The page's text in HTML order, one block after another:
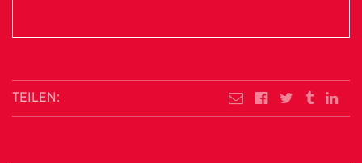
TEILEN: